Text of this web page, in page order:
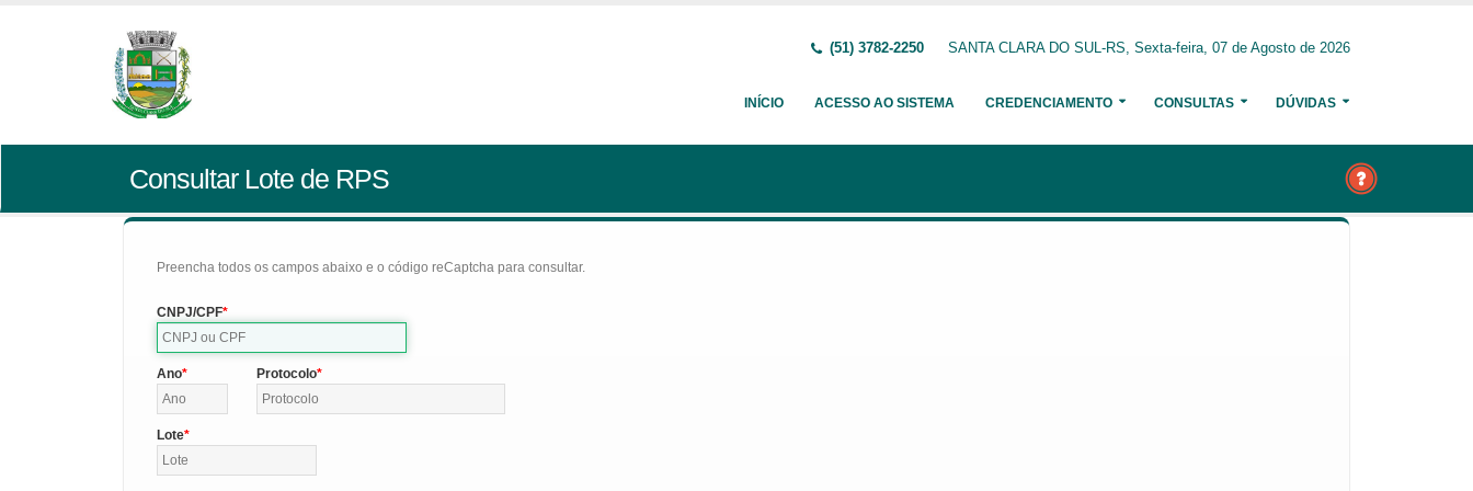
(51) 3782-2250 SANTA CLARA DO SUL-RS, Sexta-feira, 07 de Agosto de 2026
INÍCIO ACESSO AO SISTEMA CREDENCIAMENTO CONSULTAS DÚVIDAS
Consultar Lote de RPS
Preencha todos os campos abaixo e o código reCaptcha para consultar.
CNPJ/CPF
Ano Protocolo
Lote